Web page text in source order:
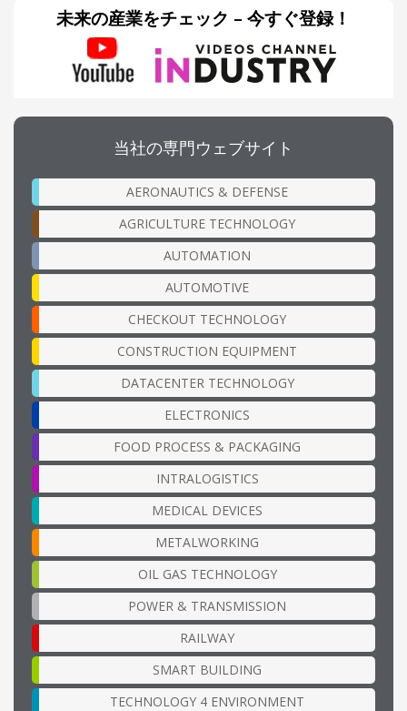
未来の産業をチェック – 今すぐ登録！
当社の専門ウェブサイト
AERONAUTICS & DEFENSE
AGRICULTURE TECHNOLOGY
AUTOMATION
AUTOMOTIVE
CHECKOUT TECHNOLOGY
CONSTRUCTION EQUIPMENT
DATACENTER TECHNOLOGY
ELECTRONICS
FOOD PROCESS & PACKAGING
INTRALOGISTICS
MEDICAL DEVICES
METALWORKING
OIL GAS TECHNOLOGY
POWER & TRANSMISSION
RAILWAY
SMART BUILDING
TECHNOLOGY 4 ENVIRONMENT